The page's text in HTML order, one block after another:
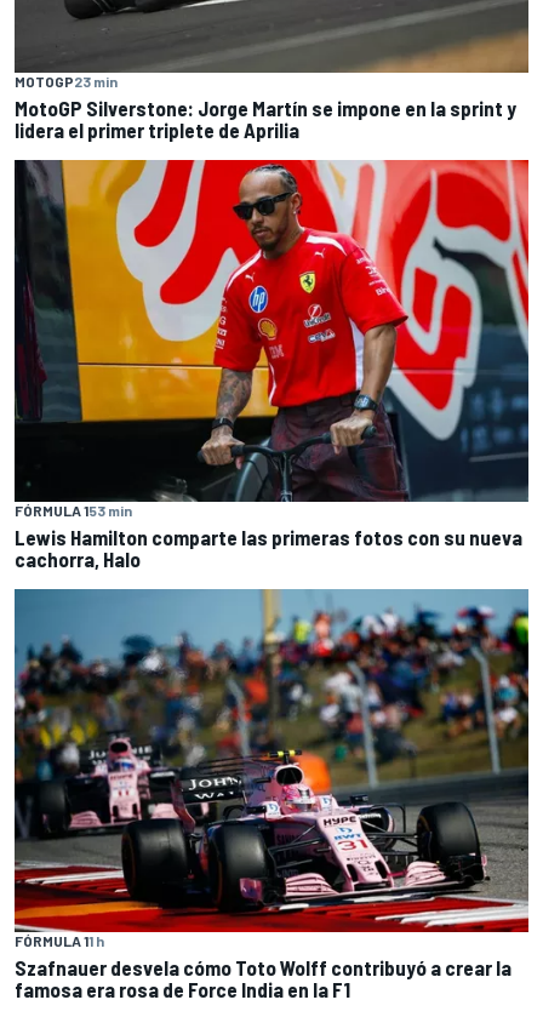
MOTOGP23 min
MotoGP Silverstone: Jorge Martín se impone en la sprint y
lidera el primer triplete de Aprilia
FÓRMULA 153 min
Lewis Hamilton comparte las primeras fotos con su nueva
cachorra, Halo
FÓRMULA 11 h
Szafnauer desvela cómo Toto Wolff contribuyó a crear la
famosa era rosa de Force India en la F1